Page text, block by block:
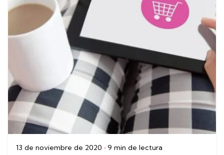
13 de noviembre de 2020 9 min de lectura